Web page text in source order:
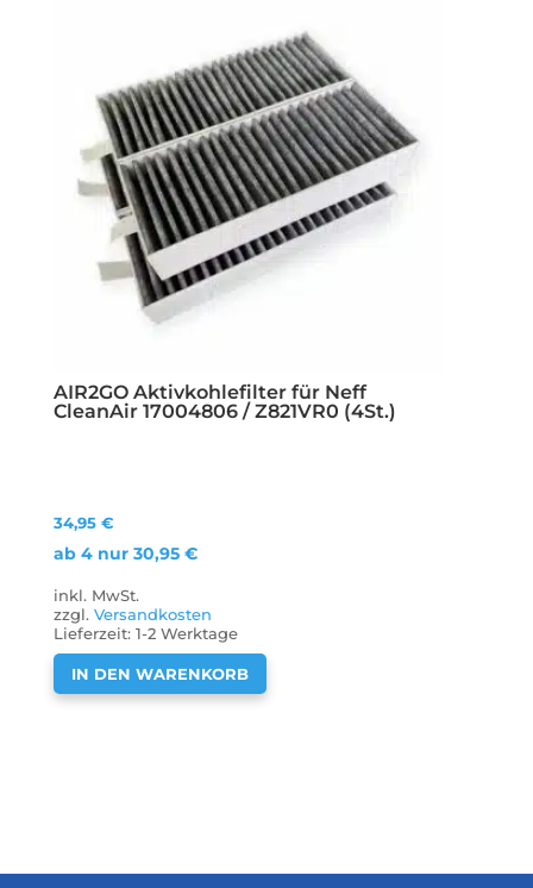
AIR2GO Aktivkohlefilter für Neff
CleanAir 17004806 / Z821VR0 (4St.)
34,95€
ab 4 nur30,95€
inkl. MwSt.
zzgl.Versandkosten
Lieferzeit:1-2 Werktage
IN DEN WARENKORB